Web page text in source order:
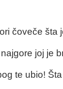
čoveče šta
joj je
te ubio!